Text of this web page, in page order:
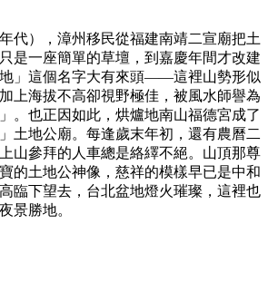
代），漳州移民從福建南靖二宣廟把土
是一座簡單的草壇，到嘉慶年間才改建
」這個名字大有來頭——這裡山勢形似
上海拔不高卻視野極佳，被風水師譽為
。也正因如此，烘爐地南山福德宮成了
土地公廟。每逢歲末年初，還有農曆二
山參拜的人車總是絡繹不絕。山頂那尊
的土地公神像，慈祥的模樣早已是中和
臨下望去，台北盆地燈火璀璨，這裡也
景勝地。